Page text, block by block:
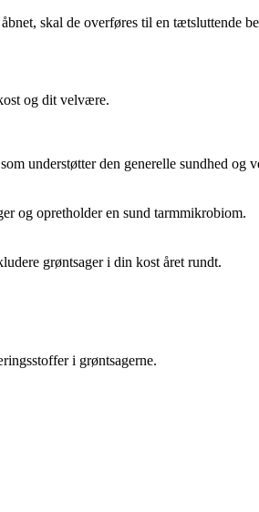
skal de overføres til en tætsluttende
og dit velvære.
understøtter den generelle sundhed og
og opretholder en sund tarmmikrobiom.
grøntsager i din kost året rundt.
i grøntsagerne.